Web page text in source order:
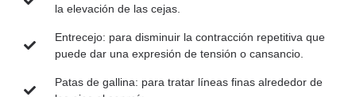
la elevación de las cejas.
Entrecejo: para disminuir la contracción repetitiva que
puede dar una expresión de tensión o cansancio.
Patas de gallina: para tratar líneas finas alrededor de